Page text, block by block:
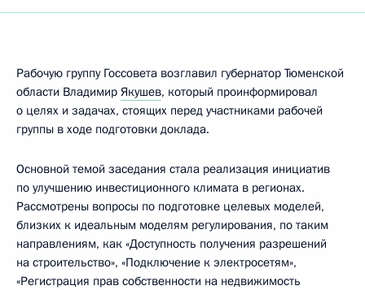
Рабочую группу Госсовета возглавил губернатор Тюменской
области Владимир Якушев, который проинформировал
о целях и задачах, стоящих перед участниками рабочей
группы в ходе подготовки доклада.
Основной темой заседания стала реализация инициатив
по улучшению инвестиционного климата в регионах.
Рассмотрены вопросы по подготовке целевых моделей,
близких к идеальным моделям регулирования, по таким
направлениям, как «Доступность получения разрешений
на строительство», «Подключение к электросетям»,
«Регистрация прав собственности на недвижимость